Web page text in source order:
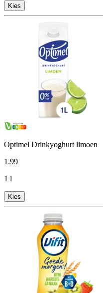
Kies
Optimel Drinkyoghurt limoen
1.99
1 l
Kies